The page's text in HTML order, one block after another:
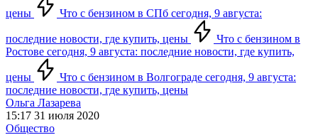
цены Что с бензином в СПб сегодня, 9 августа:
последние новости, где купить, цены
Что с бензином в
Ростове сегодня, 9 августа: последние новости, где купить,
цены
Что с бензином в Волгограде сегодня, 9 августа:
последние новости, где купить, цены
Ольга Лазарева
15:17 31 июля 2020
Общество